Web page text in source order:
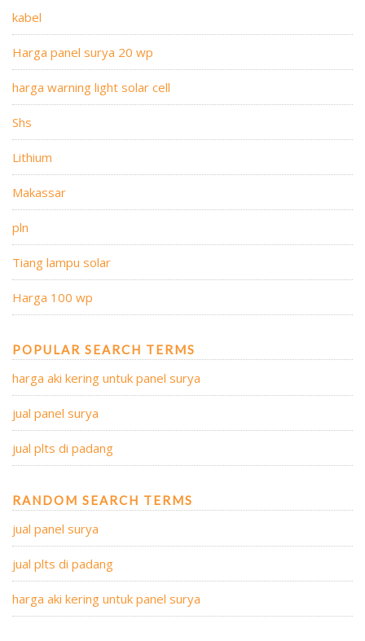
kabel
Harga panel surya 20 wp
harga warning light solar cell
Shs
Lithium
Makassar
pln
Tiang lampu solar
Harga 100 wp
POPULAR SEARCH TERMS
harga aki kering untuk panel surya
jual panel surya
jual plts di padang
RANDOM SEARCH TERMS
jual panel surya
jual plts di padang
harga aki kering untuk panel surya